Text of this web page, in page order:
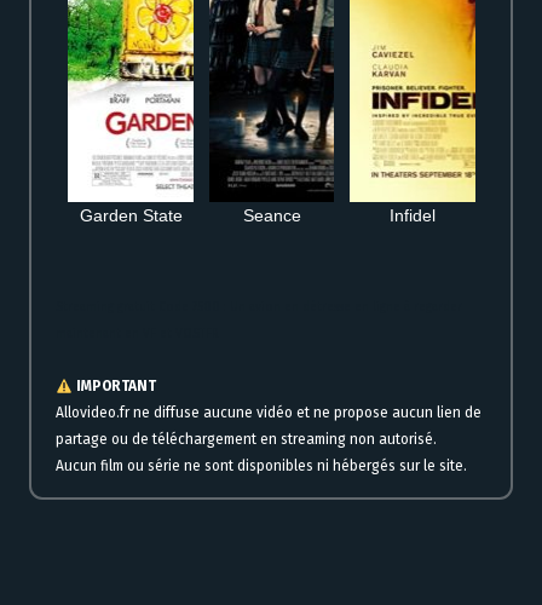
Garden State Seance Infidel
IMPORTANT
Allovideo.fr ne diffuse aucune vidéo et ne propose aucun lien de
partage ou de téléchargement en streaming non autorisé.
Aucun film ou série ne sont disponibles ni hébergés sur le site.